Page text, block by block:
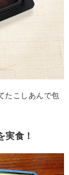
たこしあんで包
食！